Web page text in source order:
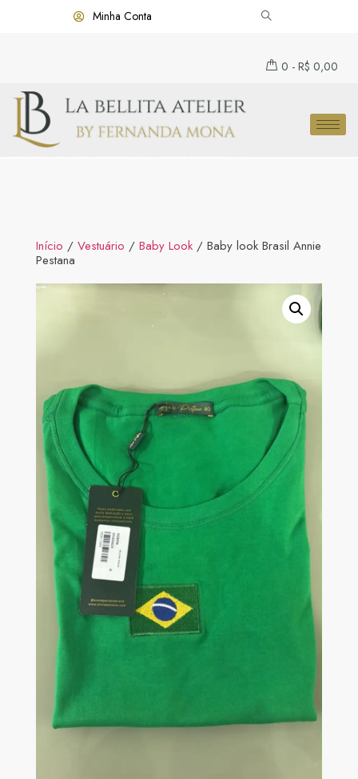
Minha Conta
0 - R$ 0,00
Início / Vestuário / Baby Look / Baby look Brasil Annie
Pestana